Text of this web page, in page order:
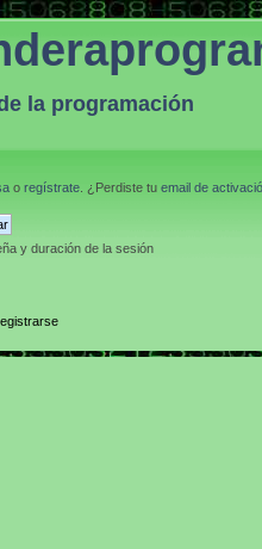
la programación
o regístrate . ¿Perdiste tu email de
y duración de la sesión